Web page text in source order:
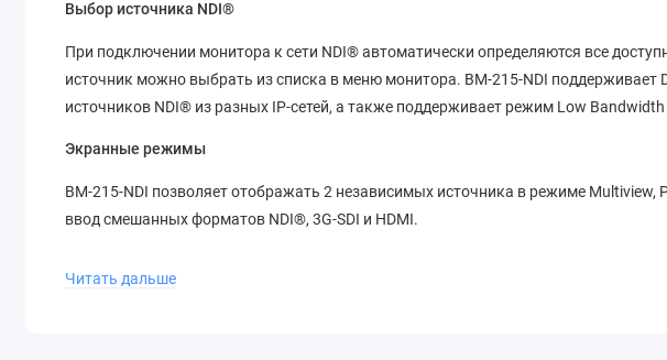
Выбор источника NDI®
При подключении монитора к сети NDI® автоматически определяются все
источник можно выбрать из списка в меню монитора. BM-215-NDI поддерживает
источников NDI® из разных IP-сетей, а также поддерживает режим Low
Экранные режимы
BM-215-NDI позволяет отображать 2 независимых источника в режиме Multiview,
ввод смешанных форматов NDI®, 3G-SDI и HDMI.
Читать дальше